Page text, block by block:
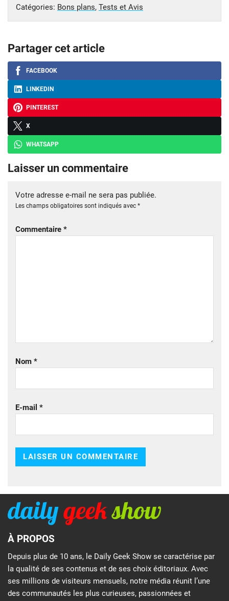
Catégories: Bons plans, Tests et Avis
Partager cet article
FACEBOOK
LINKEDIN
PINTEREST
X
WHATSAPP
Laisser un commentaire
Votre adresse e-mail ne sera pas publiée.
Les champs obligatoires sont indiqués avec *
Commentaire *
Nom *
E-mail *
À PROPOS
Depuis plus de 10 ans, le Daily Geek Show se caractérise par
la qualité de ses contenus et de ses choix éditoriaux. Avec
ses millions de visiteurs mensuels, notre média réunit l’une
des communautés les plus curieuses, passionnées et